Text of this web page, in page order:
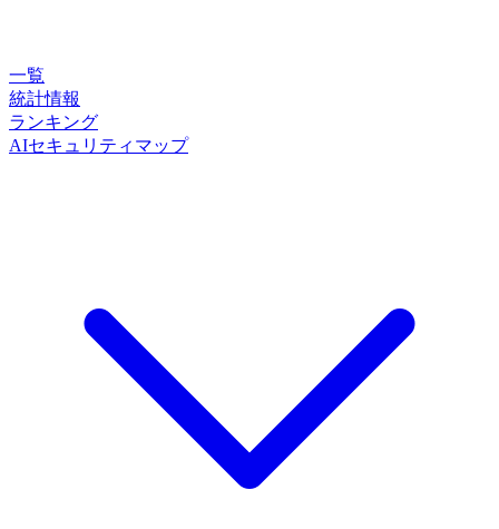
一覧
統計情報
ランキング
AIセキュリティマップ